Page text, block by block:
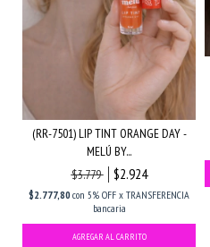
(RR-7501) LIP TINT ORANGE DAY -
MELÚ BY...
$3.779
$2.924
$2.777,80con 5% OFF x TRANSFERENCIA
bancaria